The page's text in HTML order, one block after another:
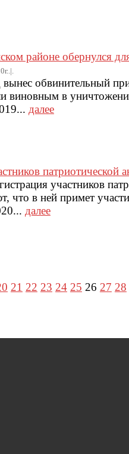
районе обернулся
обвинительный
в
далее
участников
что в ней примет
далее
21 22 23 24 25 26 27 28